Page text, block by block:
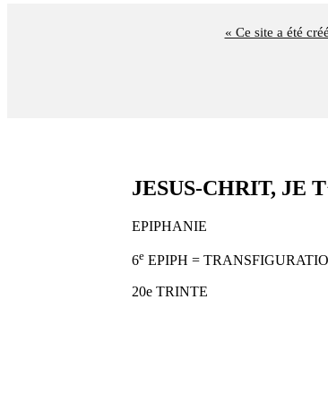
« Ce site a été
JESUS-CHRIT, JE
EPIPHANIE
6e EPIPH =
20e TRINTE